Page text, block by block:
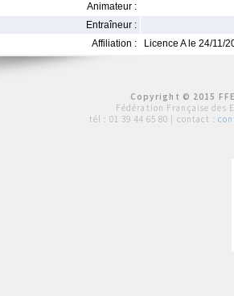
Animateur :
Entraîneur :
Affiliation :
Licence A le 24/11/
Copyright © 2015
Fédération Française des
tél : 01 39 44 65 80 | contact :